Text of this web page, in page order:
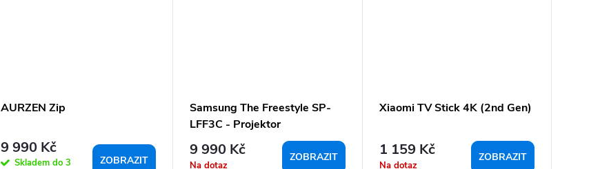
AURZEN Zip
9 990 Kč
Skladem do 3
ZOBRAZIT
Samsung The Freestyle SP-
LFF3C - Projektor
9 990 Kč
Na dotaz
ZOBRAZIT
Xiaomi TV Stick 4K (2nd Gen)
1 159 Kč
Na dotaz
ZOBRAZIT